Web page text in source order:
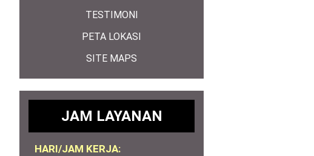
TESTIMONI
PETA LOKASI
SITE MAPS
JAM LAYANAN
HARI/JAM KERJA: